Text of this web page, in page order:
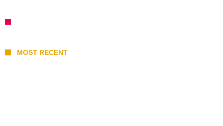
MOST RECENT